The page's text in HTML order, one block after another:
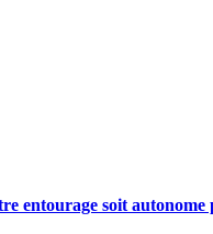
entourage soit